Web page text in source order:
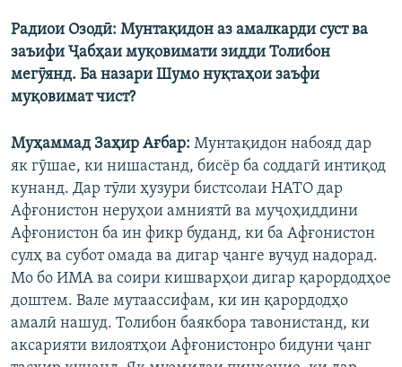
Радиои Озодӣ: Мунтақидон аз амалкарди суст ва
заъифи Ҷабҳаи муқовимати зидди Толибон
мегӯянд. Ба назари Шумо нуқтаҳои заъфи
муқовимат чист?
Муҳаммад Заҳир Ағбар: Мунтақидон набояд дар
як гӯшае, ки нишастанд, бисёр ба соддагӣ интиқод
кунанд. Дар тӯли ҳузури бистсолаи НАТО дар
Афғонистон неруҳои амниятӣ ва муҷоҳиддини
Афғонистон ба ин фикр буданд, ки ба Афғонистон
сулҳ ва субот омада ва дигар ҷанге вуҷуд надорад.
Мо бо ИМА ва соири кишварҳои дигар қарордодҳое
доштем. Вале мутаассифам, ки ин қарордодҳо
амалӣ нашуд. Толибон баякбора тавонистанд, ки
аксарияти вилоятҳои Афғонистонро бидуни ҷанг